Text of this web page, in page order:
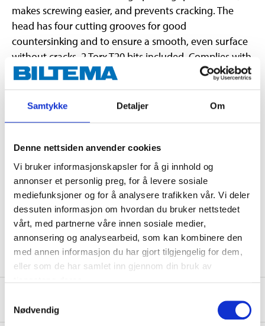
Samtykke Detaljer Om
Denne nettsiden anvender cookies
Vi bruker informasjonskapsler for å gi innhold og
annonser et personlig preg, for å levere sosiale
mediefunksjoner og for å analysere trafikken vår. Vi deler
dessuten informasjon om hvordan du bruker nettstedet
vårt, med partnerne våre innen sosiale medier,
annonsering og analysearbeid, som kan kombinere den
med annen informasjon du har gjort tilgjengelig for dem,
eller som de har samlet inn gjennom din bruk av
Nødvendig
makes screwing easier, and prevents cracking. The
head has four cutting grooves for good
countersinking and to ensure a smooth, even surface
without cracks. 2 Torx T20 bits included. Complies with
EN 14592:2008+A1:2012.
Diameter
4,2 mm
Length
55 mm
Torx head
T20
Quantity
250 pcs
Thickness
28 mm (Decking thickness)